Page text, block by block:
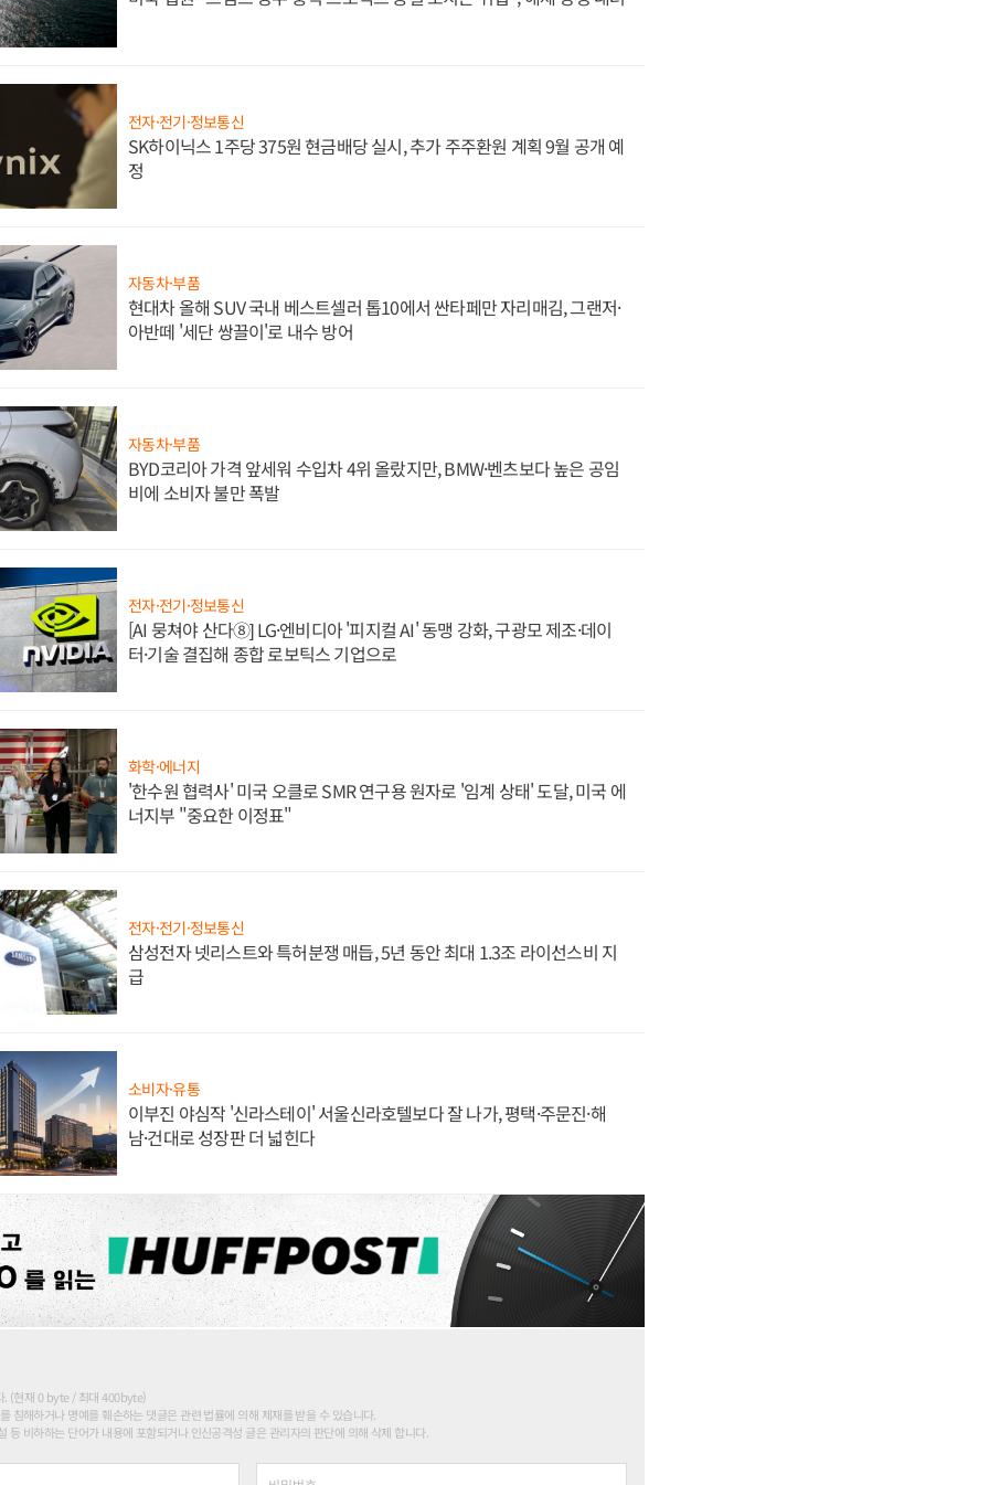
전자·전기·정보통신
SK하이닉스 1주당 375원 현금배당 실시, 추가 주주환원 계획 9월 공개 예
정
자동차·부품
현대차 올해 SUV 국내 베스트셀러 톱10에서 싼타페만 자리매김, 그랜저·
아반떼 '세단 쌍끌이'로 내수 방어
자동차·부품
BYD코리아 가격 앞세워 수입차 4위 올랐지만, BMW·벤츠보다 높은 공임
비에 소비자 불만 폭발
전자·전기·정보통신
[AI 뭉쳐야 산다⑧] LG·엔비디아 '피지컬 AI' 동맹 강화, 구광모 제조·데이
터·기술 결집해 종합 로보틱스 기업으로
화학·에너지
'한수원 협력사' 미국 오클로 SMR 연구용 원자로 '임계 상태' 도달, 미국 에
너지부 "중요한 이정표"
전자·전기·정보통신
삼성전자 넷리스트와 특허분쟁 매듭, 5년 동안 최대 1.3조 라이선스비 지
급
소비자·유통
이부진 야심작 '신라스테이' 서울신라호텔보다 잘 나가, 평택·주문진·해
남·건대로 성장판 더 넓힌다
. (현재 0 byte / 최대 400byte)
침해하거나 명예를 훼손하는 댓글은 관련 법률에 의해 제재를 받을 수 있습니다.
등 비하하는 단어가 내용에 포함되거나 인신공격성 글은 관리자의 판단에 의해 삭제 합니다.